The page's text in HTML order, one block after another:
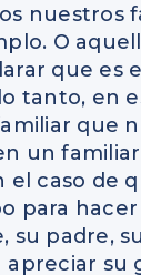
nuestros
O
que es
tanto, en
que
un
el caso de
para
su padre,
apreciar